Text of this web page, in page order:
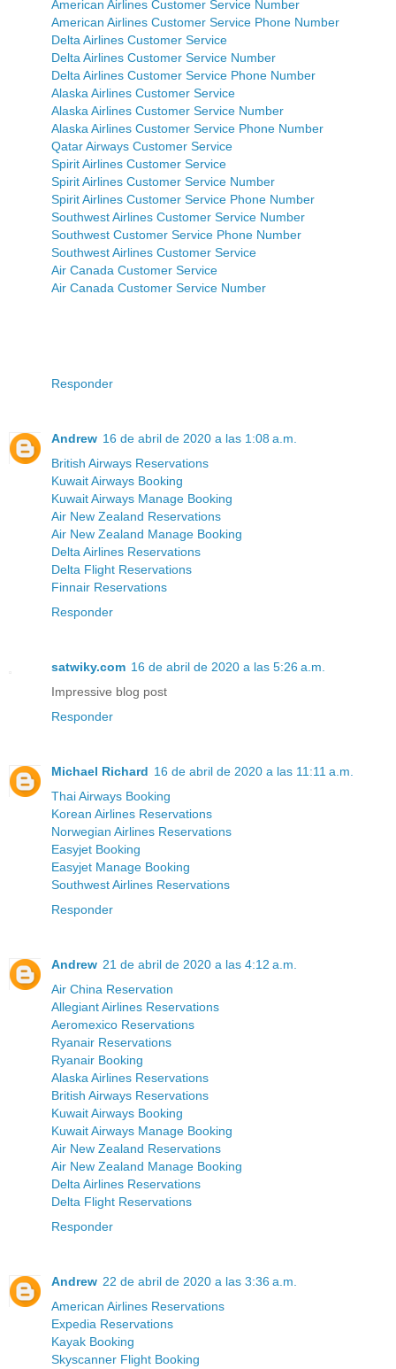
American Airlines Customer Service Number
American Airlines Customer Service Phone Number
Delta Airlines Customer Service
Delta Airlines Customer Service Number
Delta Airlines Customer Service Phone Number
Alaska Airlines Customer Service
Alaska Airlines Customer Service Number
Alaska Airlines Customer Service Phone Number
Qatar Airways Customer Service
Spirit Airlines Customer Service
Spirit Airlines Customer Service Number
Spirit Airlines Customer Service Phone Number
Southwest Airlines Customer Service Number
Southwest Customer Service Phone Number
Southwest Airlines Customer Service
Air Canada Customer Service
Air Canada Customer Service Number
Responder
Andrew 16 de abril de 2020 a las 1:08 a.m.
British Airways Reservations
Kuwait Airways Booking
Kuwait Airways Manage Booking
Air New Zealand Reservations
Air New Zealand Manage Booking
Delta Airlines Reservations
Delta Flight Reservations
Finnair Reservations
Responder
satwiky.com 16 de abril de 2020 a las 5:26 a.m.
Impressive blog post
Responder
Michael Richard 16 de abril de 2020 a las 11:11 a.m.
Thai Airways Booking
Korean Airlines Reservations
Norwegian Airlines Reservations
Easyjet Booking
Easyjet Manage Booking
Southwest Airlines Reservations
Responder
Andrew 21 de abril de 2020 a las 4:12 a.m.
Air China Reservation
Allegiant Airlines Reservations
Aeromexico Reservations
Ryanair Reservations
Ryanair Booking
Alaska Airlines Reservations
British Airways Reservations
Kuwait Airways Booking
Kuwait Airways Manage Booking
Air New Zealand Reservations
Air New Zealand Manage Booking
Delta Airlines Reservations
Delta Flight Reservations
Responder
Andrew 22 de abril de 2020 a las 3:36 a.m.
American Airlines Reservations
Expedia Reservations
Kayak Booking
Skyscanner Flight Booking